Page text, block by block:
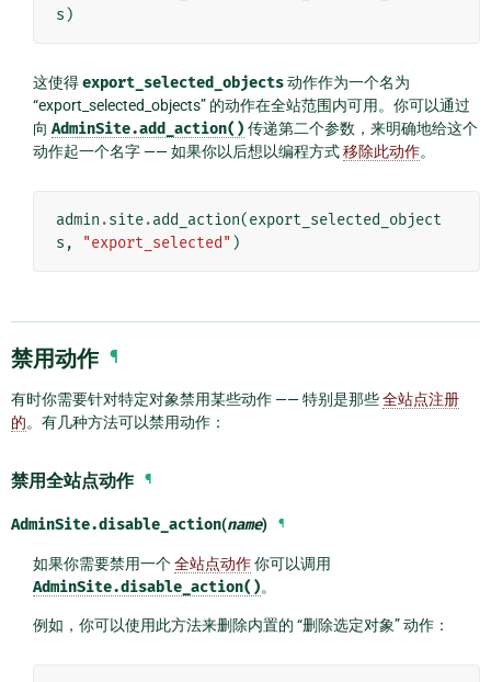
s )
这使得export_selected_objects动作作为一个名为
“export_selected_objects” 的动作在全站范围内可用。你可以通过
向 AdminSite.add_action() 传递第二个参数，来明确地给这个
动作起一个名字 —— 如果你以后想以编程方式移除此动作。
admin .site.add_action(export_selected_object
s , "export_selected" )
禁用动作 ¶
有时你需要针对特定对象禁用某些动作 —— 特别是那些全站点注册
的。有几种方法可以禁用动作：
禁用全站点动作 ¶
AdminSite.disable_action(name) ¶
如果你需要禁用一个全站点动作你可以调用
AdminSite.disable_action()。
例如，你可以使用此方法来删除内置的 “删除选定对象” 动作：